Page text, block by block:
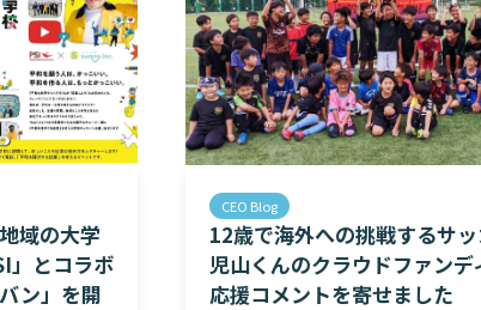
域の大学
」とコラボ
ン」を開
CEO Blog
12歳で海外への挑戦するサ
児山くんのクラウドファンデ
応援コメントを寄せました